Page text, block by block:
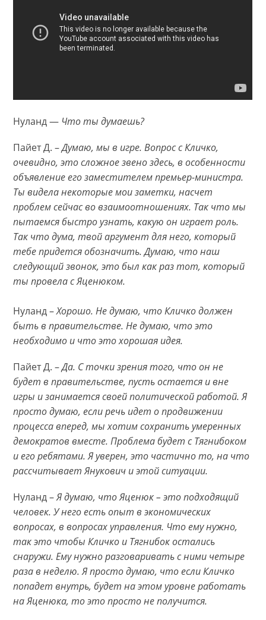
Нуланд — Что ты думаешь?
Пайет Д. –Думаю, мы в игре. Вопрос с Кличко,
очевидно, это сложное звено здесь, в особенности
объявление его заместителем премьер-министра.
Ты видела некоторые мои заметки, насчет
проблем сейчас во взаимоотношениях. Так что мы
пытаемся быстро узнать, какую он играет роль.
Так что дума, твой аргумент для него, который
тебе придется обозначить. Думаю, что наш
следующий звонок, это был как раз тот, который
ты провела с Яценюком.
Нуланд –Хорошо. Не думаю, что Кличко должен
быть в правительстве. Не думаю, что это
необходимо и что это хорошая идея.
Пайет Д. –Да. С точки зрения того, что он не
будет в правительстве, пусть остается и вне
игры и занимается своей политической работой. Я
просто думаю, если речь идет о продвижении
процесса вперед, мы хотим сохранить умеренных
демократов вместе. Проблема будет с Тягнибоком
и его ребятами. Я уверен, это частично то, на что
рассчитывает Янукович и этой ситуации.
Нуланд –Я думаю, что Яценюк – это подходящий
человек. У него есть опыт в экономических
вопросах, в вопросах управления. Что ему нужно,
так это чтобы Кличко и Тягнибок остались
снаружи. Ему нужно разговаривать с ними четыре
раза в неделю. Я просто думаю, что если Кличко
попадет внутрь, будет на этом уровне работать
на Яценюка, то это просто не получится.